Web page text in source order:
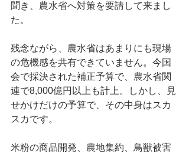
聞き、農水省へ対策を要請して来まし
た。
残念ながら、農水省はあまりにも現場
の危機感を共有できていません。今国
会で採決された補正予算で、農水省関
連で8,000億円以上も計上。しかし、見
せかけだけの予算で、その中身はスカ
スカです。
米粉の商品開発、農地集約、鳥獣被害